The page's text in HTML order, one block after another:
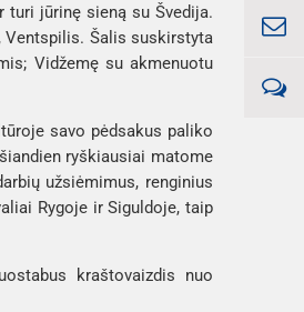
turi jūrinę sieną su Švedija.
Ventspilis. Šalis suskirstyta
Vidžemę su akmenuotu
savo pėdsakus paliko
ryškiausiai matome
užsiėmimus, renginius
Rygoje ir Siguldoje, taip
kraštovaizdis nuo